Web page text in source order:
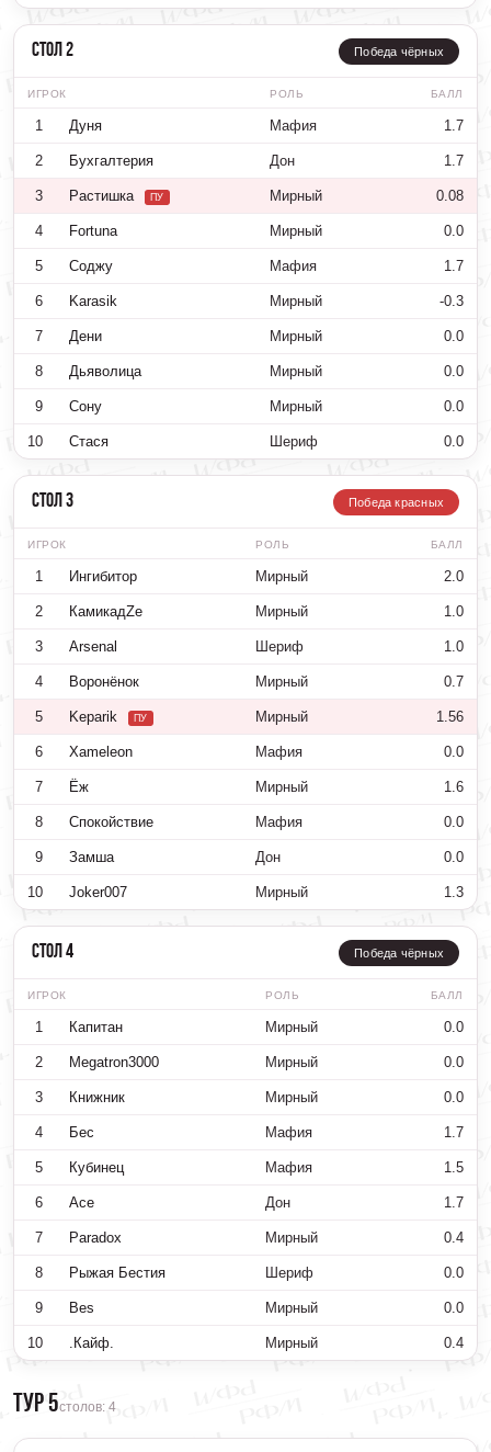
Стол 2 Победа чёрных
ИГРОК РОЛЬ БАЛЛ
1 Дуня Мафия 1.7
2 Бухгалтерия Дон 1.7
3 Растишка ПУ Мирный 0.08
4 Fortuna Мирный 0.0
5 Соджу Мафия 1.7
6 Karasik Мирный -0.3
7 Дени Мирный 0.0
8 Дьяволица Мирный 0.0
9 Сону Мирный 0.0
10 Стася Шериф 0.0
Стол 3 Победа красных
ИГРОК РОЛЬ БАЛЛ
1 Ингибитор Мирный 2.0
2 КамикадZе Мирный 1.0
3 Arsenal Шериф 1.0
4 Воронёнок Мирный 0.7
5 Keparik ПУ Мирный 1.56
6 Xameleon Мафия 0.0
7 Ёж Мирный 1.6
8 Спокойствие Мафия 0.0
9 Замша Дон 0.0
10 Joker007 Мирный 1.3
Стол 4 Победа чёрных
ИГРОК РОЛЬ БАЛЛ
1 Капитан Мирный 0.0
2 Megatron3000 Мирный 0.0
3 Книжник Мирный 0.0
4 Бес Мафия 1.7
5 Кубинец Мафия 1.5
6 Ace Дон 1.7
7 Paradox Мирный 0.4
8 Рыжая Бестия Шериф 0.0
9 Bes Мирный 0.0
10 .Кайф. Мирный 0.4
Тур 5столов: 4